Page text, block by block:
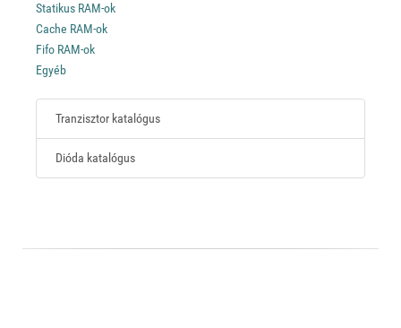
Statikus RAM-ok
Cache RAM-ok
Fifo RAM-ok
Egyéb
Tranzisztor katalógus
Dióda katalógus